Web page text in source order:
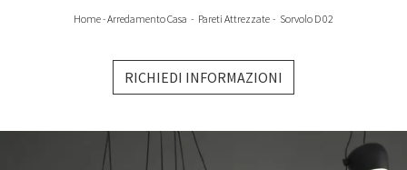
Home-Arredamento Casa - Pareti Attrezzate - Sorvolo D 02
RICHIEDI INFORMAZIONI